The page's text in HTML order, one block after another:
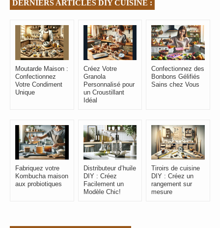
DERNIERS ARTICLES DIY CUISINE :
Moutarde Maison :
Confectionnez
Votre Condiment
Unique
Créez Votre
Granola
Personnalisé pour
un Croustillant
Idéal
Confectionnez des
Bonbons Gélifiés
Sains chez Vous
Fabriquez votre
Kombucha maison
aux probiotiques
Distributeur d’huile
DIY : Créez
Facilement un
Modèle Chic!
Tiroirs de cuisine
DIY : Créez un
rangement sur
mesure